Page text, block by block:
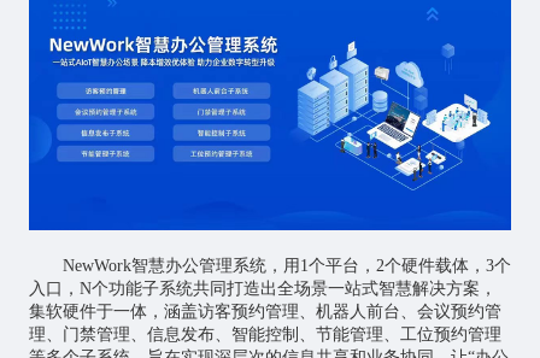
NewWork智慧办公管理系统，用1个平台，2个硬件载体，3个
入口，N个功能子系统共同打造出全场景一站式智慧解决方案，
集软硬件于一体，涵盖访客预约管理、机器人前台、会议预约管
理、门禁管理、信息发布、智能控制、节能管理、工位预约管理